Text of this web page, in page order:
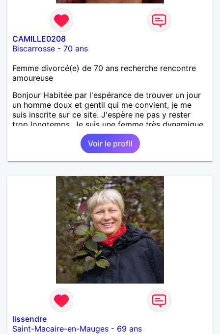
CAMILLE0208
Biscarrosse - 70 ans
Femme divorcé(e) de 70 ans recherche rencontre
amoureuse
Bonjour Habitée par l'espérance de trouver un jour
un homme doux et gentil qui me convient, je me
suis inscrite sur ce site. J'espère ne pas y rester
trop longtemps. Je suis une femme très dynamique,
droite, franche, généreuse, très sensible, câline,
j'adore les diners en amoureux avec musique, le
cinéma, les promenades, la mer, la plage, et les
jolies choses en général.
Voir le profil
lissendre
Saint-Macaire-en-Mauges - 69 ans